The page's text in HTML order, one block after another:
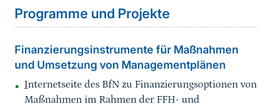
Programme und Projekte
Finanzierungsinstrumente für Maßnahmen
und Umsetzung von Managementplänen
Internetseite des BfN zu Finanzierungsoptionen von
Maßnahmen im Rahmen der FFH- und